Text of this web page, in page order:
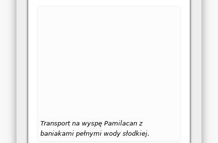
Transport na wyspę Pamilacan z
baniakami pełnymi wody słodkiej.